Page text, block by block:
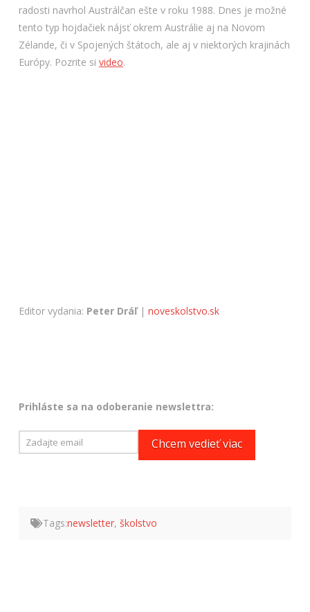
radosti navrhol Austrálčan ešte v roku 1988. Dnes je možné
tento typ hojdačiek nájsť okrem Austrálie aj na Novom
Zélande, či v Spojených štátoch, ale aj v niektorých krajinách
Európy. Pozrite si video.
Editor vydania: Peter Dráľ| noveskolstvo.sk
Prihláste sa na odoberanie newslettra:
Tags:newsletter,školstvo